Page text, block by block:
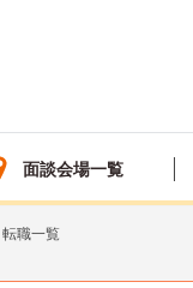
面談会場一覧
職一覧